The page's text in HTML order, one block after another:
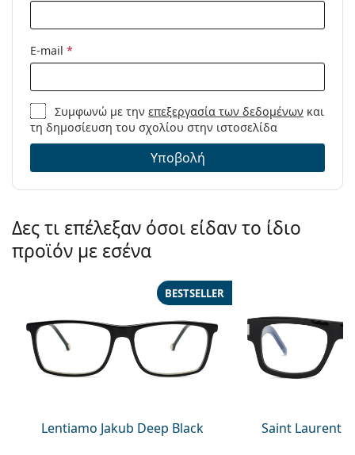
E-mail *
Συμφωνώ με τηνεπεξεργασία των δεδομένων και
τη δημοσίευση του σχολίου στην ιστοσελίδα
Υποβολή
Δες τι επέλεξαν όσοι είδαν το ίδιο
προϊόν με εσένα
Lentiamo Jakub Deep Black
BESTSELLER
Saint Laurent